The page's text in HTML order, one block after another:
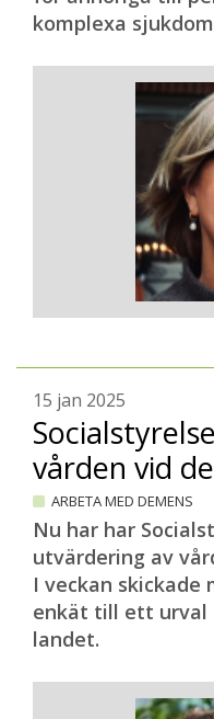
komplexa
15 jan 2025
vården vid
ARBETA MED DEMENS
Nu har har
utvärdering av
I veckan skickade
enkät till ett urval
landet.